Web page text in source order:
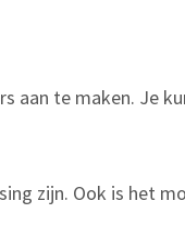
aan te maken. Je
zijn. Ook is het